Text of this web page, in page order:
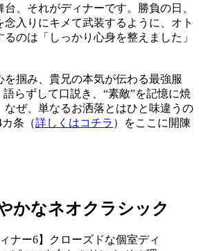
、それがディナーです。勝負の日、
入りにキメて武装するように、オト
のは「しっかり心身を整えました」
を掴み、貴兄の本気が伝わる最強服
語らずして口説き、“素敵”を記憶に焼
なぜ、単なるお洒落とはひと味違うの
条（詳しくはコチラ ）をここに開陳
かなネオクラシック